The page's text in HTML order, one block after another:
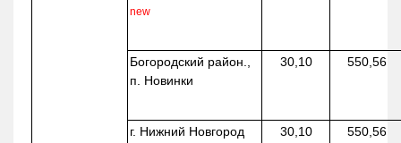
new
Богородский район.,
п. Новинки
30,10 550,56
г. Нижний Новгород 30,10 550,56